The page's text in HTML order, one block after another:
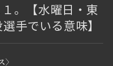
。【水曜日・東
手でいる意味】
〉